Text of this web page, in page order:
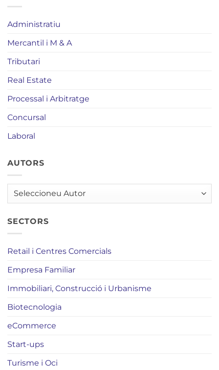
Administratiu
Mercantil i M & A
Tributari
Real Estate
Processal i Arbitratge
Concursal
Laboral
AUTORS
AUTORS
SECTORS
Retail i Centres Comercials
Empresa Familiar
Immobiliari, Construcció i Urbanisme
Biotecnologia
eCommerce
Start-ups
Turisme i Oci